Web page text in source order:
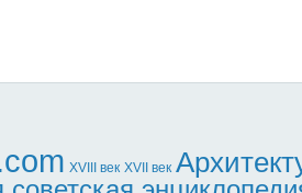
XVIII век XVII век